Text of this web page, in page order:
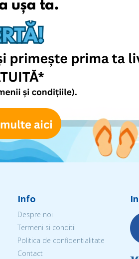
Info
Despre noi
Termeni si conditii
Politica de confidentialitate
Contact